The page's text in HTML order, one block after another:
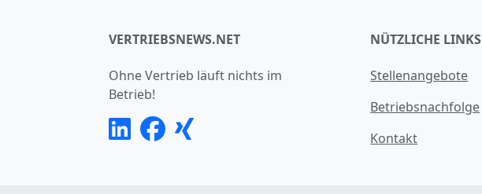
VERTRIEBSNEWS.NET
Ohne Vertrieb läuft nichts im
Betrieb!
NÜTZLICHE LINKS
Stellenangebote
Betriebsnachfolge
Kontakt